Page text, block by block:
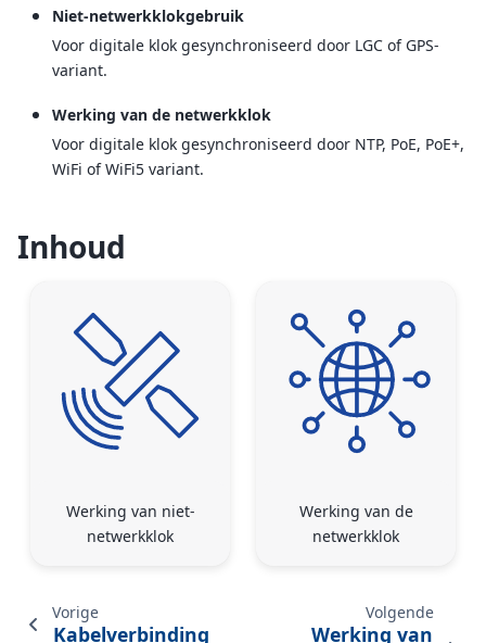
Niet-netwerkklokgebruik
Voor digitale klok gesynchroniseerd door LGC of GPS-
variant.
Werking van de netwerkklok
Voor digitale klok gesynchroniseerd door NTP, PoE, PoE+,
WiFi of WiFi5 variant.
Inhoud
Werking van niet-
netwerkklok
Werking van de
netwerkklok
Vorige
Kabelverbinding
Volgende
Werking van